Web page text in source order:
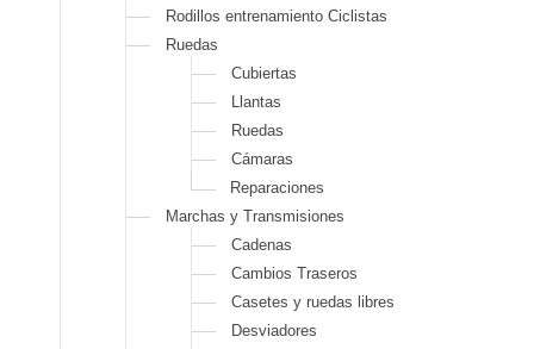
Rodillos entrenamiento Ciclistas
Ruedas
Cubiertas
Llantas
Ruedas
Cámaras
Reparaciones
Marchas y Transmisiones
Cadenas
Cambios Traseros
Casetes y ruedas libres
Desviadores